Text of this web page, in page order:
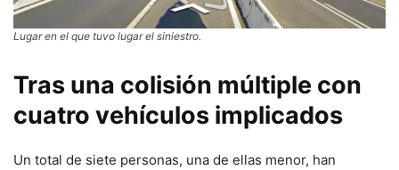
Lugar en el que tuvo lugar el siniestro.
Tras una colisión múltiple con
cuatro vehículos implicados
Un total de siete personas, una de ellas menor, han